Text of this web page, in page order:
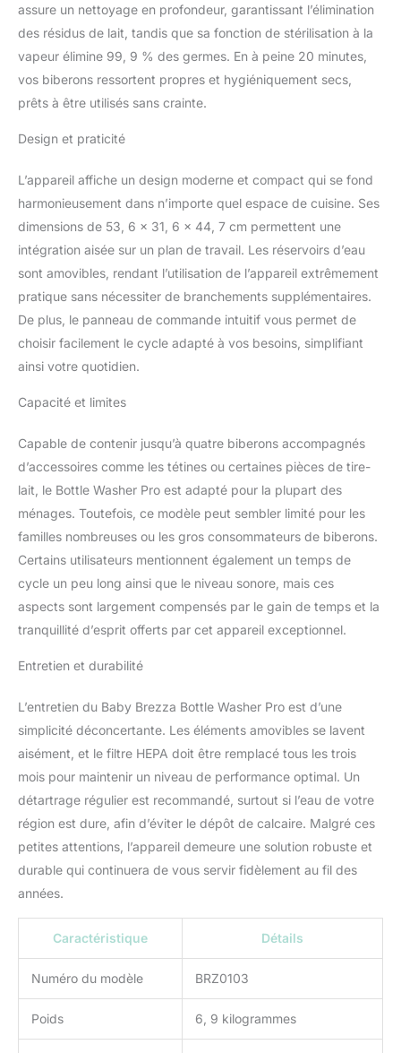
la maison, facile à
déplacer grâce aux
roulettes intégrées.
Panneau de commande
LCD Grande capacité :
Peut contenir jusqu'à 4
tous les biberons et à la
plupart des accessoires
gobelets (à l'exception
des biberons Nanobebe,
des accessoires de tire-
lait portable et des
gobelets à paille). Le
couvercle transparent
vous permet de voir
stérilisation-séchage ;
lavage-séchage ; lavage
séchage ; stérilisation
seulement ; séchage
seulement Respectueux
de l'environnement :
utilise 85 % d'eau en
moins que le lavage à la
main 60 tablettes de
détergent pour Bottle
sans danger pour les
bébés. SANS BPA ;
assure un nettoyage en profondeur, garantissant l’élimination
des résidus de lait, tandis que sa fonction de stérilisation à la
vapeur élimine 99, 9 % des germes. En à peine 20 minutes,
vos biberons ressortent propres et hygiéniquement secs,
prêts à être utilisés sans crainte.
Design et praticité
L’appareil affiche un design moderne et compact qui se fond
harmonieusement dans n’importe quel espace de cuisine. Ses
dimensions de 53, 6 x 31, 6 x 44, 7 cm permettent une
intégration aisée sur un plan de travail. Les réservoirs d’eau
sont amovibles, rendant l’utilisation de l’appareil extrêmement
pratique sans nécessiter de branchements supplémentaires.
De plus, le panneau de commande intuitif vous permet de
choisir facilement le cycle adapté à vos besoins, simplifiant
ainsi votre quotidien.
Capacité et limites
Capable de contenir jusqu’à quatre biberons accompagnés
d’accessoires comme les tétines ou certaines pièces de tire-
lait, le Bottle Washer Pro est adapté pour la plupart des
ménages. Toutefois, ce modèle peut sembler limité pour les
familles nombreuses ou les gros consommateurs de biberons.
Certains utilisateurs mentionnent également un temps de
cycle un peu long ainsi que le niveau sonore, mais ces
aspects sont largement compensés par le gain de temps et la
tranquillité d’esprit offerts par cet appareil exceptionnel.
Entretien et durabilité
L’entretien du Baby Brezza Bottle Washer Pro est d’une
simplicité déconcertante. Les éléments amovibles se lavent
aisément, et le filtre HEPA doit être remplacé tous les trois
mois pour maintenir un niveau de performance optimal. Un
détartrage régulier est recommandé, surtout si l’eau de votre
région est dure, afin d’éviter le dépôt de calcaire. Malgré ces
petites attentions, l’appareil demeure une solution robuste et
durable qui continuera de vous servir fidèlement au fil des
années.
Caractéristique Détails
Numéro du modèle BRZ0103
Poids 6, 9 kilogrammes